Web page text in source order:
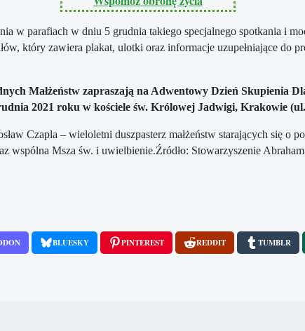
w parafiach w dniu 5 grudnia takiego specjalnego spotkania i
który zawiera plakat, ulotki oraz informacje uzupełniające do
Małżeństw zapraszają na Adwentowy Dzień Skupienia
2021 roku w kościele św. Królowej Jadwigi, Krakowie
Czapla – wieloletni duszpasterz małżeństw starających się
wspólna Msza św. i uwielbienie.Źródło: Stowarzyszenie
BLUESKY PINTEREST REDDIT TUMBLR